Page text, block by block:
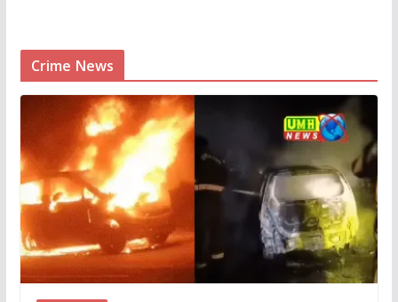
Crime News